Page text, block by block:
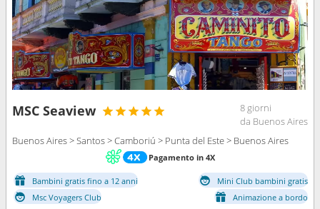
MSC Seaview
8 giorni
da Buenos Aires
Buenos Aires > Santos > Camboriú > Punta del Este > Buenos Aires
Pagamento in 4X
Bambini gratis fino a 12 anni
Mini Club bambini gratis
Msc Voyagers Club
Animazione a bordo